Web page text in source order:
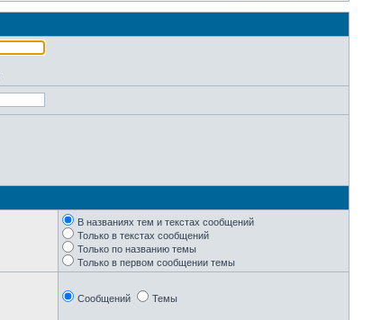
В названиях тем и текстах сообщений
Только в текстах сообщений
Только по названию темы
Только в первом сообщении темы
Сообщений Темы